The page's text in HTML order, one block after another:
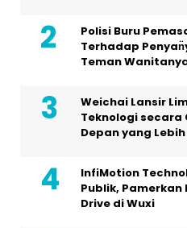
Polisi Buru
Terhadap
Teman
Weichai Lansir
Teknologi secara
Depan yang
InfiMotion
Publik,
Drive di Wuxi